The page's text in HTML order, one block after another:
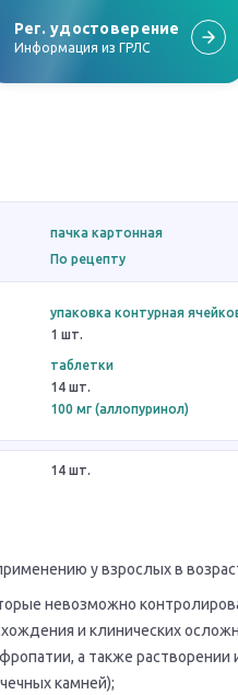
Рег. удостоверение
Информация из ГРЛС
пачка картонная
По рецепту
упаковка контурная
1 шт.
таблетки
14 шт.
100 мг (аллопуринол)
14 шт.
у взрослых в
невозможно
и клинических
а также
камней);